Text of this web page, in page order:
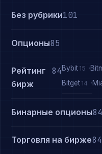
Без рубрики101
Опционы85
Рейтинг
бирж
84Bybit 15
Bitget 14
Бинарные опционы84
Торговля на бирже84